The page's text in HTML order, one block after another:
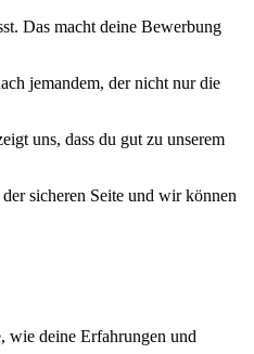
Das macht deine Bewerbung
jemandem, der nicht nur die
uns, dass du gut zu unserem
sicheren Seite und wir können
wie deine Erfahrungen und